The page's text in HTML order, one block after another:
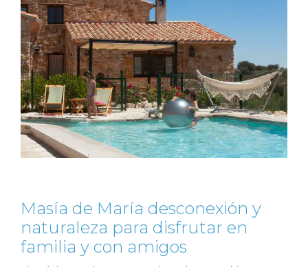
Masía de María desconexión y
naturaleza para disfrutar en
familia y con amigos